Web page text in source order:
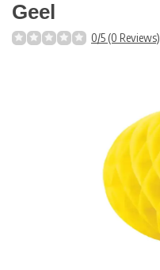
Geel
0/5 (0 Reviews)